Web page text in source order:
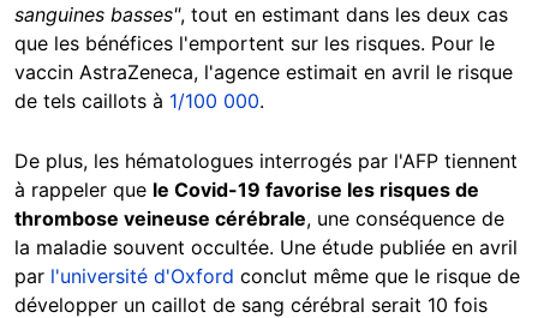
sanguines basses", tout en estimant dans les deux cas
que les bénéfices l'emportent sur les risques. Pour le
vaccin AstraZeneca, l'agence estimait en avril le risque
de tels caillots à 1/100 000.
De plus, les hématologues interrogés par l'AFP tiennent
à rappeler que le Covid-19 favorise les risques de
thrombose veineuse cérébrale, une conséquence de
la maladie souvent occultée. Une étude publiée en avril
par l'université d'Oxford conclut même que le risque de
développer un caillot de sang cérébral serait 10 fois